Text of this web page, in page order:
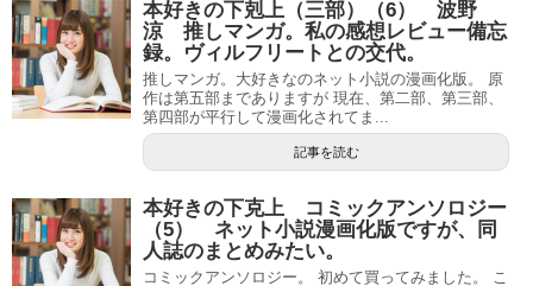
本好きの下剋上（三部）（6） 波野
涼 推しマンガ。私の感想レビュー備忘
録。ヴィルフリートとの交代。
推しマンガ。大好きなのネット小説の漫画化版。 原
作は第五部までありますが 現在、第二部、第三部、
第四部が平行して漫画化されてま...
記事を読む
本好きの下克上 コミックアンソロジー
（5） ネット小説漫画化版ですが、同
人誌のまとめみたい。
コミックアンソロジー。 初めて買ってみました。 こ